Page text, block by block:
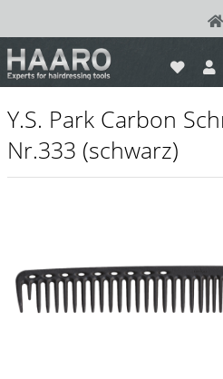
Scheren
Joewell
Konayuki
Y.S. Park
Y.S. Park Carbon
Nr.333 (schwarz)